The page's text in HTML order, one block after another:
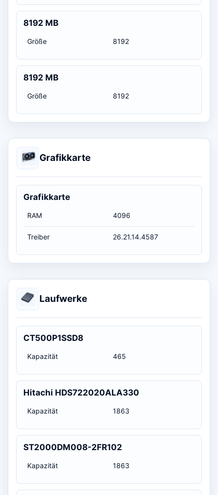
8192 MB
Größe 8192
8192 MB
Größe 8192
Grafikkarte
Grafikkarte
RAM 4096
Treiber 26.21.14.4587
Laufwerke
CT500P1SSD8
Kapazität 465
Hitachi HDS722020ALA330
Kapazität 1863
ST2000DM008-2FR102
Kapazität 1863